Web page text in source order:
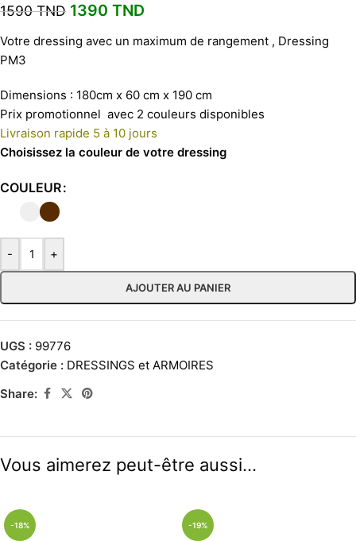
1590TND 1390 TND
Votre dressing avec un maximum de rangement , Dressing
PM3
Dimensions : 180cm x 60 cm x 190 cm
Prix promotionnel avec 2 couleurs disponibles
Livraison rapide 5 à 10 jours
Choisissez la couleur de votre dressing
COULEUR
- +
AJOUTER AU PANIER
UGS : 99776
Catégorie : DRESSINGS et ARMOIRES
Share:
Vous aimerez peut-être aussi…
-18% -19%